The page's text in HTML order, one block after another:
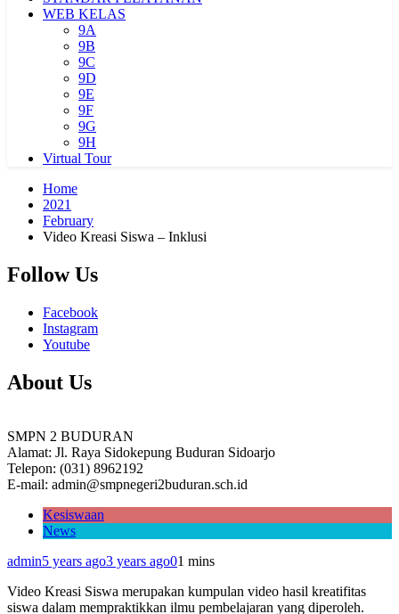
WEB KELAS
9A
9B
9C
9D
9E
9F
9G
9H
Virtual Tour
Home
2021
February
Video Kreasi Siswa – Inklusi
Follow Us
Facebook
Instagram
Youtube
About Us
SMPN 2 BUDURAN
Alamat: Jl. Raya Sidokepung Buduran Sidoarjo
Telepon: (031) 8962192
E-mail: admin@smpnegeri2buduran.sch.id
Kesiswaan
News
admin5 years ago3 years ago01 mins
Video Kreasi Siswa merupakan kumpulan video hasil kreatifitas
siswa dalam mempraktikkan ilmu pembelajaran yang diperoleh.